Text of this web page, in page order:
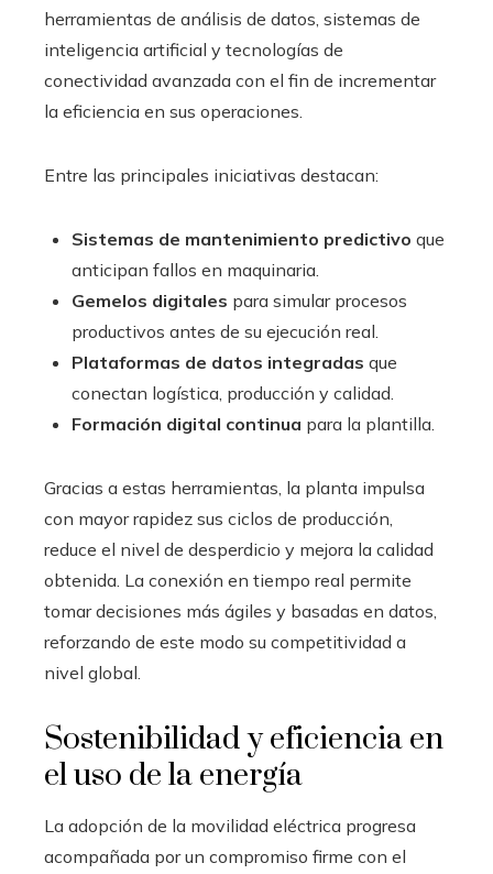
herramientas de análisis de datos, sistemas de
inteligencia artificial y tecnologías de
conectividad avanzada con el fin de incrementar
la eficiencia en sus operaciones.
Entre las principales iniciativas destacan:
Sistemas de mantenimiento predictivo que
anticipan fallos en maquinaria.
Gemelos digitales para simular procesos
productivos antes de su ejecución real.
Plataformas de datos integradas que
conectan logística, producción y calidad.
Formación digital continua para la plantilla.
Gracias a estas herramientas, la planta impulsa
con mayor rapidez sus ciclos de producción,
reduce el nivel de desperdicio y mejora la calidad
obtenida. La conexión en tiempo real permite
tomar decisiones más ágiles y basadas en datos,
reforzando de este modo su competitividad a
nivel global.
Sostenibilidad y eficiencia en
el uso de la energía
La adopción de la movilidad eléctrica progresa
acompañada por un compromiso firme con el